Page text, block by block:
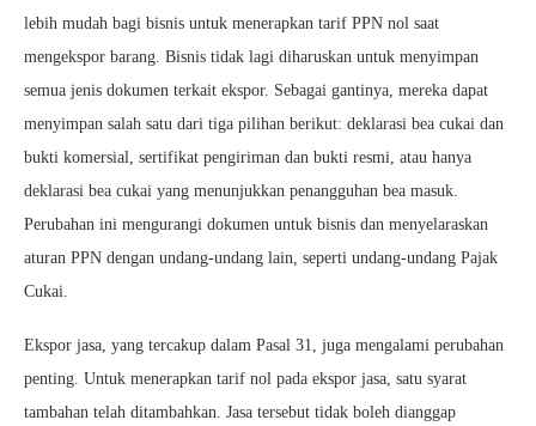
lebih mudah bagi bisnis untuk menerapkan tarif PPN nol saat
mengekspor barang. Bisnis tidak lagi diharuskan untuk menyimpan
semua jenis dokumen terkait ekspor. Sebagai gantinya, mereka dapat
menyimpan salah satu dari tiga pilihan berikut: deklarasi bea cukai dan
bukti komersial, sertifikat pengiriman dan bukti resmi, atau hanya
deklarasi bea cukai yang menunjukkan penangguhan bea masuk.
Perubahan ini mengurangi dokumen untuk bisnis dan menyelaraskan
aturan PPN dengan undang-undang lain, seperti undang-undang Pajak
Cukai.
Ekspor jasa, yang tercakup dalam Pasal 31, juga mengalami perubahan
penting. Untuk menerapkan tarif nol pada ekspor jasa, satu syarat
tambahan telah ditambahkan. Jasa tersebut tidak boleh dianggap